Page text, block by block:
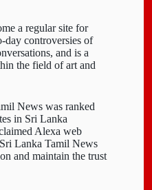
a regular site for
day controversies of
and is a
the field of art and
News was ranked
in Sri Lanka
Alexa web
Lanka Tamil News
and maintain the trust